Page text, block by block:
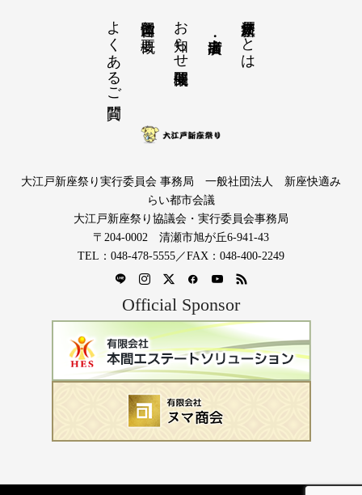
大江戸新座祭りとは
お知らせ開催概要
運営団体と概要
よくあるご質問
大江戸新座祭り実行委員会 事務局 一般社団法人 新座快適み
らい都市会議
大江戸新座祭り協議会・実行委員会事務局
〒204-0002 清瀬市旭が丘6-941-43
TEL：048-478-5555／FAX：048-400-2249
Official Sponsor